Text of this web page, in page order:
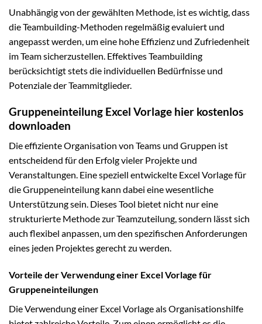
Unabhängig von der gewählten Methode, ist es wichtig, dass
die Teambuilding-Methoden regelmäßig evaluiert und
angepasst werden, um eine hohe Effizienz und Zufriedenheit
im Team sicherzustellen. Effektives Teambuilding
berücksichtigt stets die individuellen Bedürfnisse und
Potenziale der Teammitglieder.
Gruppeneinteilung Excel Vorlage hier kostenlos
downloaden
Die effiziente Organisation von Teams und Gruppen ist
entscheidend für den Erfolg vieler Projekte und
Veranstaltungen. Eine speziell entwickelte Excel Vorlage für
die Gruppeneinteilung kann dabei eine wesentliche
Unterstützung sein. Dieses Tool bietet nicht nur eine
strukturierte Methode zur Teamzuteilung, sondern lässt sich
auch flexibel anpassen, um den spezifischen Anforderungen
eines jeden Projektes gerecht zu werden.
Vorteile der Verwendung einer Excel Vorlage für
Gruppeneinteilungen
Die Verwendung einer Excel Vorlage als Organisationshilfe